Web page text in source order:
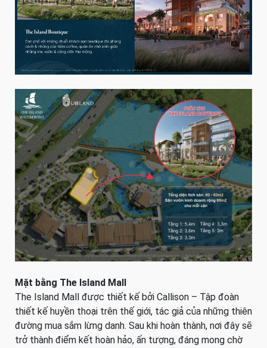
Mặt bằng The Island Mall
The Island Mall được thiết kế bởi Callison – Tập đoàn
thiết kế huyền thoại trên thế giới, tác giả của những thiên
đường mua sắm lừng danh. Sau khi hoàn thành, nơi đây sẽ
trở thành điểm kết hoàn hảo, ấn tượng, đáng mong chờ